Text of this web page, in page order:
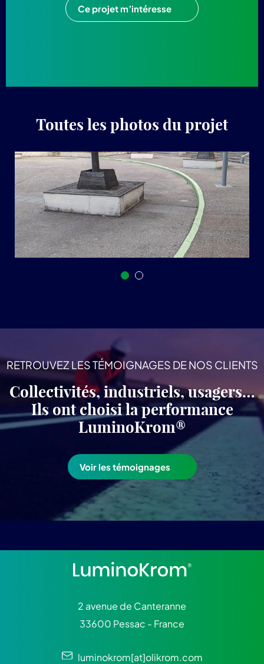
Ce projet m’intéresse
Toutes les photos du projet
RETROUVEZ LES TÉMOIGNAGES DE NOS CLIENTS
Collectivités, industriels, usagers…
Ils ont choisi la performance
LuminoKrom®
Voir les témoignages
2 avenue de Canteranne
33600 Pessac - France
luminokrom[at]olikrom.com